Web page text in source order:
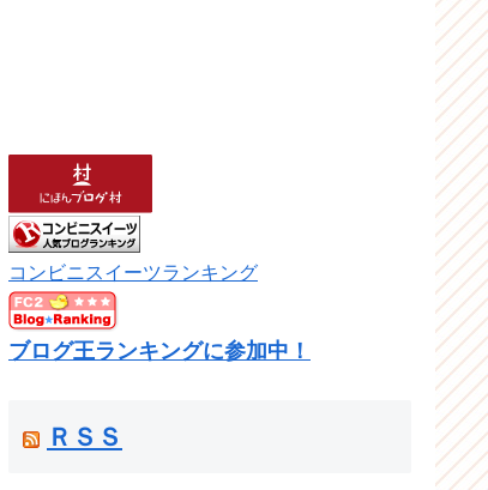
コンビニスイーツランキング
ブログ王ランキングに参加中！
ＲＳＳ